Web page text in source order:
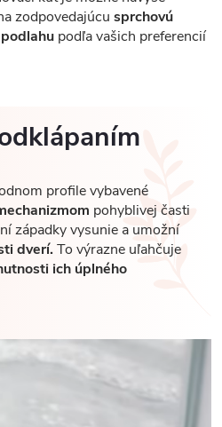
zodpovedajúcu sprchovú
podľa vašich preferencií
profile vybavené
pohyblivej časti
západky vysunie a umožní
dverí.To výrazne uľahčuje
ich úplného